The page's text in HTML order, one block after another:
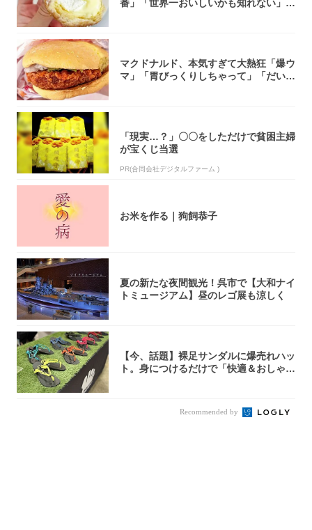
番」「世界一おいしいかも知れない」
マクドナルド、本気すぎて大熱狂「爆ウ
マ」「胃びっくりしちゃって」「だいぶ
「現実…？」〇〇をしただけで貧困主婦
が宝くじ当選
PR(合同会社デジタルファーム )
お米を作る｜狗飼恭子
夏の新たな夜間観光！呉市で【大和ナイ
トミュージアム】昼のレゴ展も涼しく
【今、話題】裸足サンダルに爆売れハッ
ト。身につけるだけで「快適＆おしゃ
Recommended by